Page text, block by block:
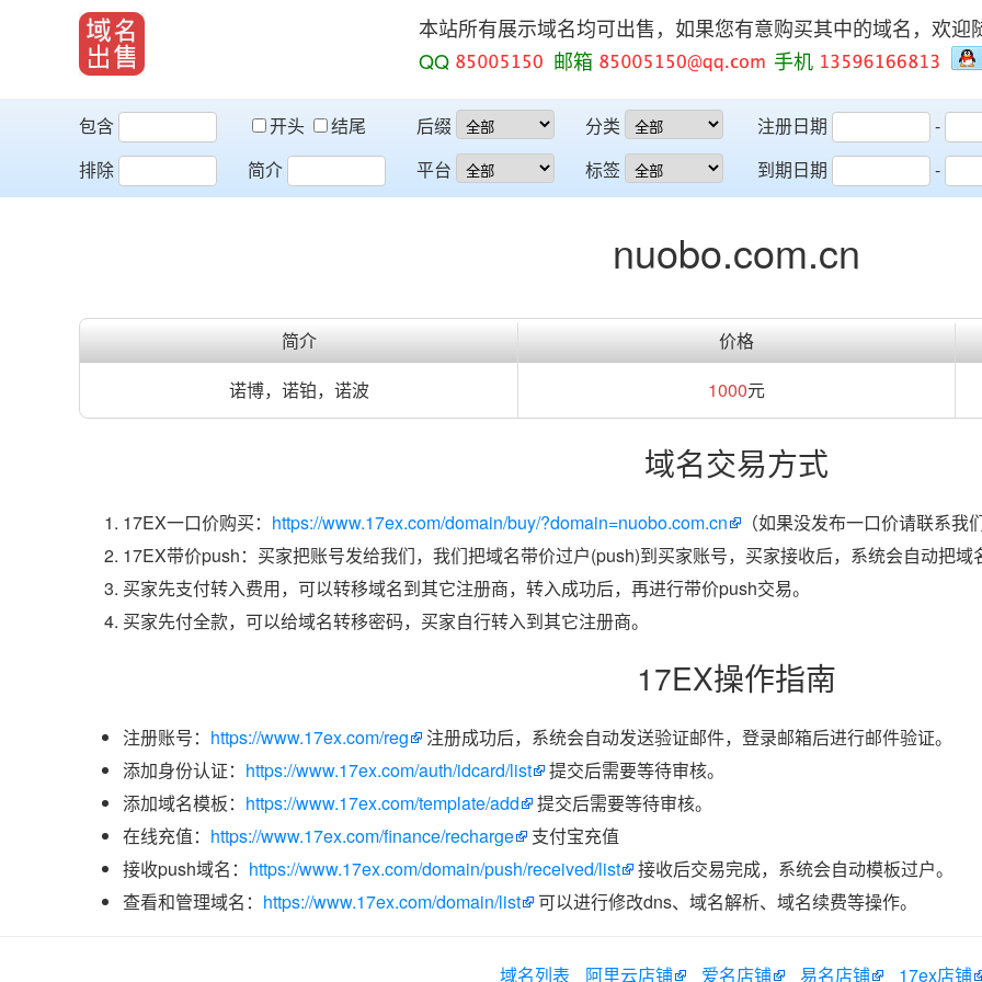
本站所有展示域名均可出售，如果您有意购买其中的域名，欢迎
QQ
邮箱 手机
包含 开头
结尾
排除
简介
后缀
平台
分类
标签
注册日期
-
到期日期
-
nuobo.com.cn
简介 价格
诺博，诺铂，诺波
1000元
域名交易方式
17EX一口价购买： https://www.17ex.com/domain/buy/?domain=nuobo.com.cn
（如果没发布一口价请联系我
17EX带价push：买家把账号发给我们，我们把域名带价过户(push)到买家账号，买家接收后，系统会自动把域
买家先支付转入费用，可以转移域名到其它注册商，转入成功后，再进行带价push交易。
买家先付全款，可以给域名转移密码，买家自行转入到其它注册商。
17EX操作指南
注册账号： https://www.17ex.com/reg
注册成功后，系统会自动发送验证邮件，登录邮箱后进行邮件验证。
添加身份认证： https://www.17ex.com/auth/idcard/list
提交后需要等待审核。
添加域名模板： https://www.17ex.com/template/add
提交后需要等待审核。
在线充值： https://www.17ex.com/finance/recharge
支付宝充值
接收push域名： https://www.17ex.com/domain/push/received/list
接收后交易完成，系统会自动模板过户。
查看和管理域名： https://www.17ex.com/domain/list 可以进行修改dns、域名解析、域名续费等操作。
域名列表 阿里云店铺 爱名店铺 易名店铺 17ex店铺